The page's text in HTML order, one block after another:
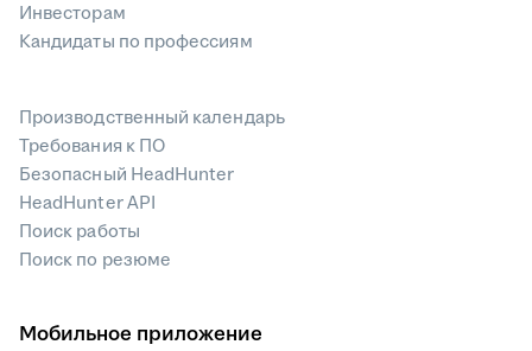
Инвесторам
Кандидаты по профессиям
Производственный календарь
Требования к ПО
Безопасный HeadHunter
HeadHunter API
Поиск работы
Поиск по резюме
Мобильное приложение